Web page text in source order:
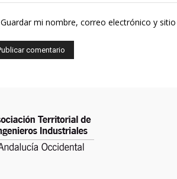
Guardar mi nombre, correo electrónico y